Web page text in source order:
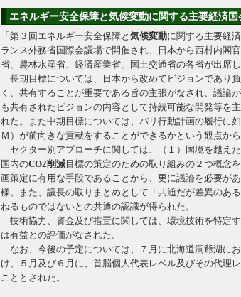
エネルギー安全保障と気候変動に関する主要経済国
「第３回エネルギー安全保障と 気候変動に関する主要経
ランス外務省国際会議場で開催され、日本から西村内閣官
省、農林水産省、経済産業省、国土交通省の各省が出席し
長期目標については、日本から改めてビジョンであり
く、共有することが重要である旨の主張がなされ、議論
も共有されたビジョンの内容として持続可能な開発等を
れた。また中期目標については、バリ行動計画の履行に
Ｍ）が前向きな貢献をすることができるかという観点か
セクター別アプローチに関しては、（１）国境を越え
国内のCO2削減目標の策定のための取り組みの２つ概念
画策定に有用な手段であることから、更に議論を必要が
様。また、議長の取りまとめとして「共通だが差異のあ
ねるものではないとの共通の認識が得られた。
技術協力、資金及び措置に関しては、環境技術を特定
は有益との評価がなされた。
なお、今後の予定については、７月に北海道洞爺湖に
け、５月及び６月に、首脳個人代表レベル及びその代理
こととされた。